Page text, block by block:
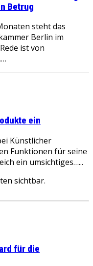
Betrug
steht das
Berlin im
ist von
ein
Künstlicher
Funktionen für seine
ein umsichtiges…...
sichtbar.
für die